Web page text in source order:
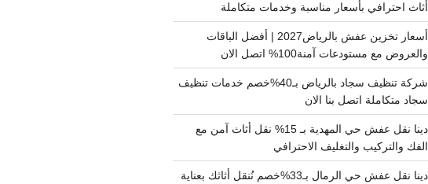
أثاث احترافي بأسعار مناسبة وخدمات متكاملة
أسعار تخزين عفش بالرياض2027 | أفضل الباقات
والعروض مع مستودعات آمنة100% اتصل الان
شركة تنظيف سجاد بالرياض بـ40%خصم خدمات تنظيف
سجاد متكاملة اتصل بنا الان
دينا نقل عفش حي المهدية بـ 15% نقل أثاث آمن مع
الفك والتركيب والتغليف الاحترافي
دينا نقل عفش حي الرمال بـ33%خصم نُنقل أثاثك بعناية